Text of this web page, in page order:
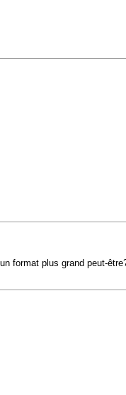
format plus grand peut-